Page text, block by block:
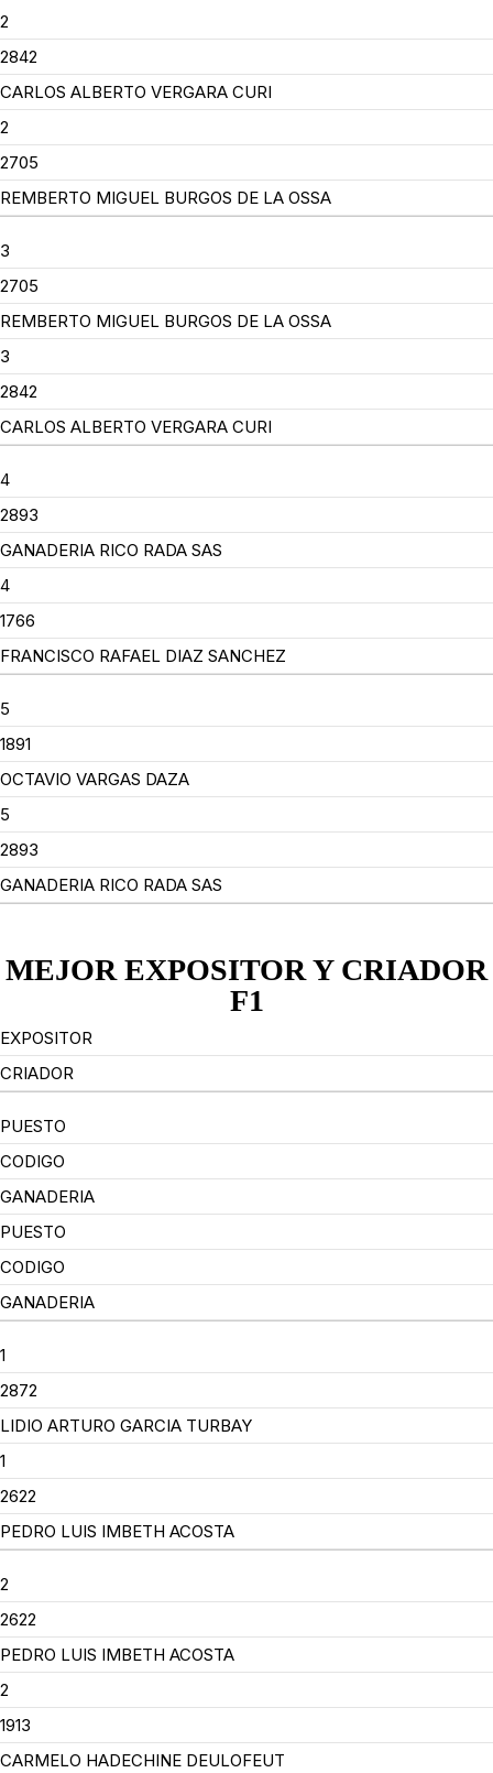
2
2842
CARLOS ALBERTO VERGARA CURI
2
2705
REMBERTO MIGUEL BURGOS DE LA OSSA
3
2705
REMBERTO MIGUEL BURGOS DE LA OSSA
3
2842
CARLOS ALBERTO VERGARA CURI
4
2893
GANADERIA RICO RADA SAS
4
1766
FRANCISCO RAFAEL DIAZ SANCHEZ
5
1891
OCTAVIO VARGAS DAZA
5
2893
GANADERIA RICO RADA SAS
MEJOR EXPOSITOR Y CRIADOR
F1
EXPOSITOR
CRIADOR
PUESTO
CODIGO
GANADERIA
PUESTO
CODIGO
GANADERIA
1
2872
LIDIO ARTURO GARCIA TURBAY
1
2622
PEDRO LUIS IMBETH ACOSTA
2
2622
PEDRO LUIS IMBETH ACOSTA
2
1913
CARMELO HADECHINE DEULOFEUT